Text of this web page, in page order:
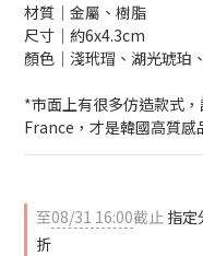
材質│金屬、樹脂
尺寸│約6x4.3cm
顏色│淺玳瑁、湖光琥珀
*市面上有很多仿造款式
France，才是韓國高質感
至08/31 16:00截止 指定
折